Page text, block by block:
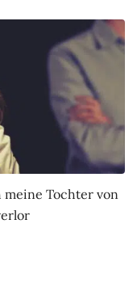
Tochter von